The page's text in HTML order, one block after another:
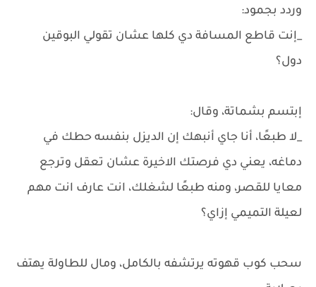
وردد بجمود:
_إنت قاطع المسافة دي كلها عشان تقولي البوقين
دول؟
إبتسم بشماتة، وقال:
_لا طبعًا، أنا جاي أنبهك إن الديزل بنفسه حطك في
دماغه، يعني دي فرصتك الاخيرة عشان تعقل وترجع
معايا للقصر، ومنه طبعًا لشغلك، انت عارف انت مهم
لعيلة التميمي إزاي؟
سحب كوب قهوته يرتشفه بالكامل، ومال للطاولة يهتف